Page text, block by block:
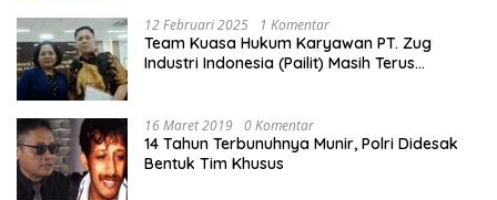
12 Februari 2025 1 Komentar
Team Kuasa Hukum Karyawan PT. Zug
Industri Indonesia (Pailit) Masih Terus
16 Maret 2019 0 Komentar
14 Tahun Terbunuhnya Munir, Polri Didesak
Bentuk Tim Khusus